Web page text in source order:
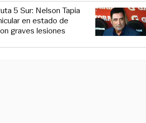
5 Sur: Nelson Tapia
en estado de
graves lesiones